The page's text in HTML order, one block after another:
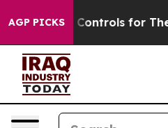
AGP PICKS
Media Controls for Their